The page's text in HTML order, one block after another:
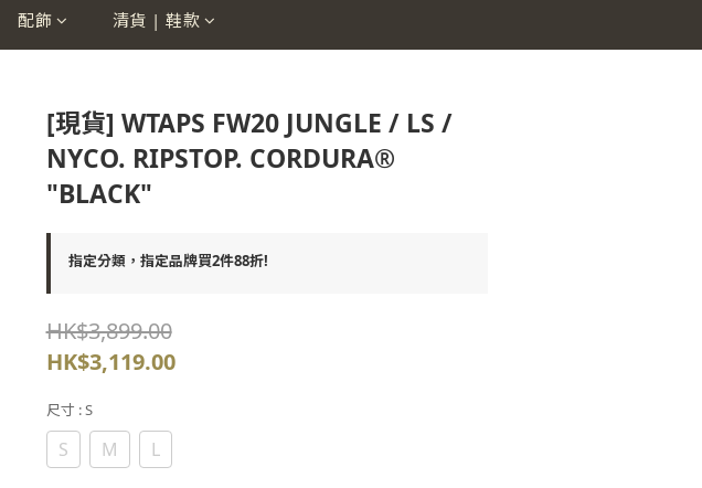
配飾 清貨 | 鞋款
[現貨] WTAPS FW20 JUNGLE / LS /
NYCO. RIPSTOP. CORDURA®
"BLACK"
指定分類，指定品牌買2件88折!
HK$3,899.00
HK$3,119.00
尺寸 : S
S M L